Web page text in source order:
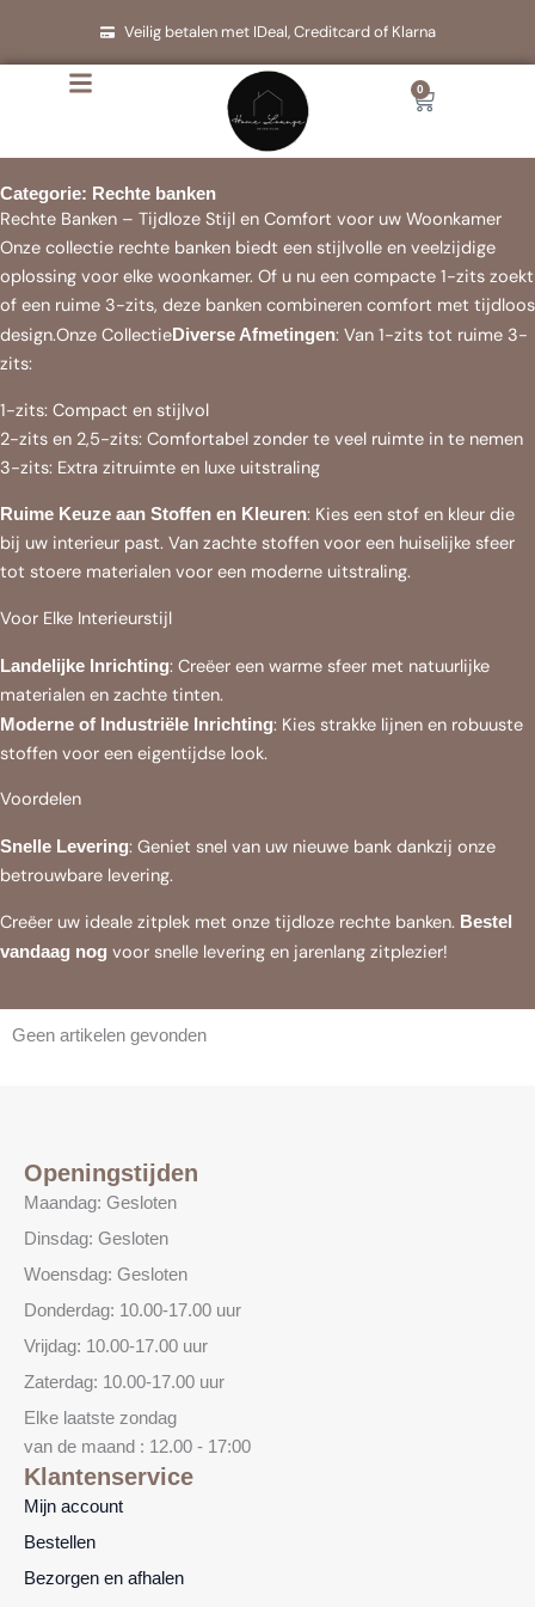
de
Veilig betalen met IDeal, Creditcard of Klarna
0
Cart
Categorie: Rechte banken
Rechte Banken – Tijdloze Stijl en Comfort voor uw Woonkamer
Onze collectie rechte banken biedt een stijlvolle en veelzijdige
oplossing voor elke woonkamer. Of u nu een compacte 1-zits zoekt
of een ruime 3-zits, deze banken combineren comfort met tijdloos
design.Onze CollectieDiverse Afmetingen: Van 1-zits tot ruime 3-
zits:
1-zits: Compact en stijlvol
2-zits en 2,5-zits: Comfortabel zonder te veel ruimte in te nemen
3-zits: Extra zitruimte en luxe uitstraling
Ruime Keuze aan Stoffen en Kleuren: Kies een stof en kleur die
bij uw interieur past. Van zachte stoffen voor een huiselijke sfeer
tot stoere materialen voor een moderne uitstraling.
Voor Elke Interieurstijl
Landelijke Inrichting: Creëer een warme sfeer met natuurlijke
materialen en zachte tinten.
Moderne of Industriële Inrichting: Kies strakke lijnen en robuuste
stoffen voor een eigentijdse look.
Voordelen
Snelle Levering: Geniet snel van uw nieuwe bank dankzij onze
betrouwbare levering.
Creëer uw ideale zitplek met onze tijdloze rechte banken. Bestel
vandaag nog voor snelle levering en jarenlang zitplezier!
Geen artikelen gevonden
Openingstijden
Maandag: Gesloten
Dinsdag: Gesloten
Woensdag: Gesloten
Donderdag: 10.00-17.00 uur
Vrijdag: 10.00-17.00 uur
Zaterdag: 10.00-17.00 uur
Elke laatste zondag
van de maand : 12.00 - 17:00
Klantenservice
Mijn account
Bestellen
Bezorgen en afhalen